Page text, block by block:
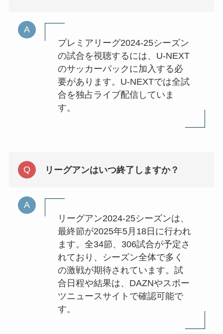
プレミアリーグ2024-25シーズン
の試合を視聴するには、U-NEXT
のサッカーパックに加入する必
要があります。U-NEXTでは全試
合を独占ライブ配信していま
す。
リーグアンはいつ終了しますか？
リーグアン2024-25シーズンは、
最終節が2025年5月18日に行われ
ます。全34節、306試合が予定さ
れており、シーズン全体で多く
の激戦が期待されています。試
合日程や結果は、DAZNやスポー
ツニュースサイトで確認可能で
す。